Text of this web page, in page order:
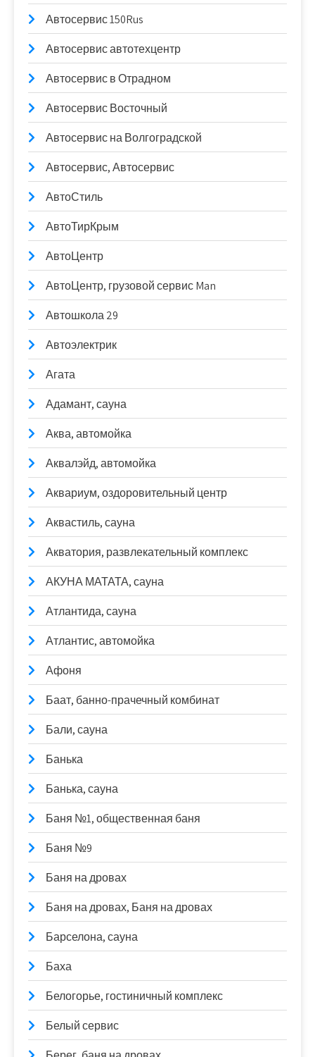
Автосервис 150Rus
Автосервис автотехцентр
Автосервис в Отрадном
Автосервис Восточный
Автосервис на Волгоградской
Автосервис, Автосервис
АвтоСтиль
АвтоТирКрым
АвтоЦентр
АвтоЦентр, грузовой сервис Man
Автошкола 29
Автоэлектрик
Агата
Адамант, сауна
Аква, автомойка
Аквалэйд, автомойка
Аквариум, оздоровительный центр
Аквастиль, сауна
Акватория, развлекательный комплекс
АКУНА МАТАТА, сауна
Атлантида, сауна
Атлантис, автомойка
Афоня
Баат, банно-прачечный комбинат
Бали, сауна
Банька
Банька, сауна
Баня №1, общественная баня
Баня №9
Баня на дровах
Баня на дровах, Баня на дровах
Барселона, сауна
Баха
Белогорье, гостиничный комплекс
Белый сервис